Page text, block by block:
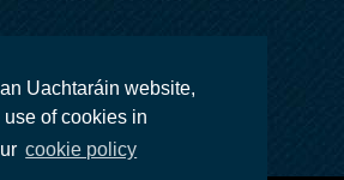
Uachtaráin website,
of cookies in
cookie policy
tUachtarán Twitter
An tUachtarán Instagram
An tUachtarán Facebook
An tUachtarán